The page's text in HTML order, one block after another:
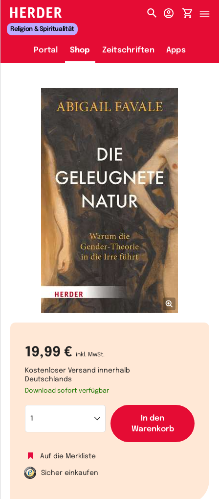
HERDER-MENÜ
Religion & Spiritualität
Portal Shop Zeitschriften Apps
19,99 € inkl. MwSt.
Kostenloser Versand innerhalb
Deutschlands
Download sofort verfügbar
In den
Warenkorb
Auf die Merkliste
Sicher einkaufen